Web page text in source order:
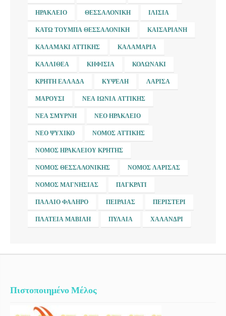
ΗΡΆΚΛΕΙΟ ΘΕΣΣΑΛΟΝΊΚΗ ΙΛΊΣΙΑ
ΚΆΤΩ ΤΟΎΜΠΑ ΘΕΣΣΑΛΟΝΊΚΗ ΚΑΙΣΑΡΙΑΝΉ
ΚΑΛΑΜΆΚΙ ΑΤΤΙΚΉΣ ΚΑΛΑΜΑΡΙΆ
ΚΑΛΛΙΘΈΑ ΚΗΦΙΣΙΆ ΚΟΛΩΝΆΚΙ
ΚΡΉΤΗ ΕΛΛΆΔΑ ΚΥΨΈΛΗ ΛΆΡΙΣΑ
ΜΑΡΟΎΣΙ ΝΈΑ ΙΩΝΊΑ ΑΤΤΙΚΉΣ
ΝΈΑ ΣΜΎΡΝΗ ΝΈΟ ΗΡΆΚΛΕΙΟ
ΝΈΟ ΨΥΧΙΚΌ ΝΟΜΌΣ ΑΤΤΙΚΉΣ
ΝΟΜΌΣ ΗΡΑΚΛΕΊΟΥ ΚΡΉΤΗΣ
ΝΟΜΌΣ ΘΕΣΣΑΛΟΝΊΚΗΣ ΝΟΜΌΣ ΛΆΡΙΣΑΣ
ΝΟΜΌΣ ΜΑΓΝΗΣΊΑΣ ΠΑΓΚΡΆΤΙ
ΠΑΛΑΙΌ ΦΆΛΗΡΟ ΠΕΙΡΑΙΆΣ ΠΕΡΙΣΤΈΡΙ
ΠΛΑΤΕΊΑ ΜΑΒΊΛΗ ΠΥΛΑΊΑ ΧΑΛΆΝΔΡΙ
Πιστοποιημένο Μέλος